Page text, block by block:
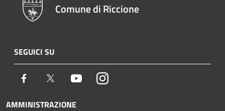
Comune di Riccione
SEGUICI SU
Facebook Twitter YoutubeInstagram
AMMINISTRAZIONE